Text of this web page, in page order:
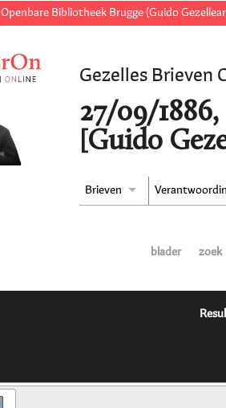
Openbare Bibliotheek Brugge (Guido
Gezelles Brieven
27/09/
[Guido
Brieven
blader zoek